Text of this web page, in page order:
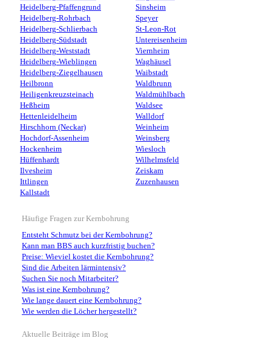
Heidelberg-Pfaffengrund
Heidelberg-Rohrbach
Heidelberg-Schlierbach
Heidelberg-Südstadt
Heidelberg-Weststadt
Heidelberg-Wieblingen
Heidelberg-Ziegelhausen
Heilbronn
Heiligenkreuzsteinach
Heßheim
Hettenleidelheim
Hirschhorn (Neckar)
Hochdorf-Assenheim
Hockenheim
Hüffenhardt
Ilvesheim
Ittlingen
Kallstadt
Sinsheim
Speyer
St-Leon-Rot
Untereisenheim
Viernheim
Waghäusel
Waibstadt
Waldbrunn
Waldmühlbach
Waldsee
Walldorf
Weinheim
Weinsberg
Wiesloch
Wilhelmsfeld
Zeiskam
Zuzenhausen
Häufige Fragen zur Kernbohrung
Entsteht Schmutz bei der Kernbohrung?
Kann man BBS auch kurzfristig buchen?
Preise: Wieviel kostet die Kernbohrung?
Sind die Arbeiten lärmintensiv?
Suchen Sie noch Mitarbeiter?
Was ist eine Kernbohrung?
Wie lange dauert eine Kernbohrung?
Wie werden die Löcher hergestellt?
Aktuelle Beiträge im Blog